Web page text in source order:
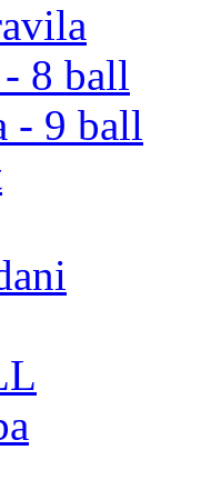
8 ball
- 9 ball